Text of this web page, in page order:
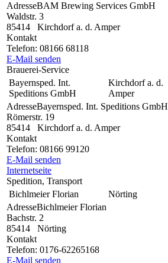
AdresseBAM Brewing Services GmbH
Waldstr. 3
85414
Kirchdorf a. d. Amper
Kontakt
Telefon: 08166 68118
E-Mail senden
Brauerei-Service
Bayernsped. Int.
Speditions GmbH
Kirchdorf a. d.
Amper
AdresseBayernsped. Int. Speditions GmbH
Römerstr. 19
85414
Kirchdorf a. d. Amper
Kontakt
Telefon: 08166 99120
E-Mail senden
Internetseite
Spedition, Transport
Bichlmeier Florian
Nörting
AdresseBichlmeier Florian
Bachstr. 2
85414
Nörting
Kontakt
Telefon: 0176-62265168
E-Mail senden